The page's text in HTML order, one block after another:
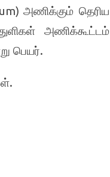
அணிக்கும் தெரிய
அணிக்கூட்டம்
பெயர்.
.